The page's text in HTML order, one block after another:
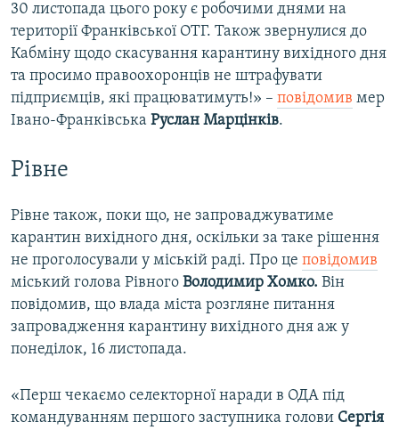
30 листопада цього року є робочими днями на
території Франківської ОТГ. Також звернулися до
Кабміну щодо скасування карантину вихідного дня
та просимо правоохоронців не штрафувати
підприємців, які працюватимуть!» – повідомив мер
Івано-Франківська Руслан Марцінків.
Рівне
Рівне також, поки що, не запроваджуватиме
карантин вихідного дня, оскільки за таке рішення
не проголосували у міській раді. Про це повідомив
міський голова Рівного Володимир Хомко. Він
повідомив, що влада міста розгляне питання
запровадження карантину вихідного дня аж у
понеділок, 16 листопада.
«Перш чекаємо селекторної наради в ОДА під
командуванням першого заступника голови Сергія